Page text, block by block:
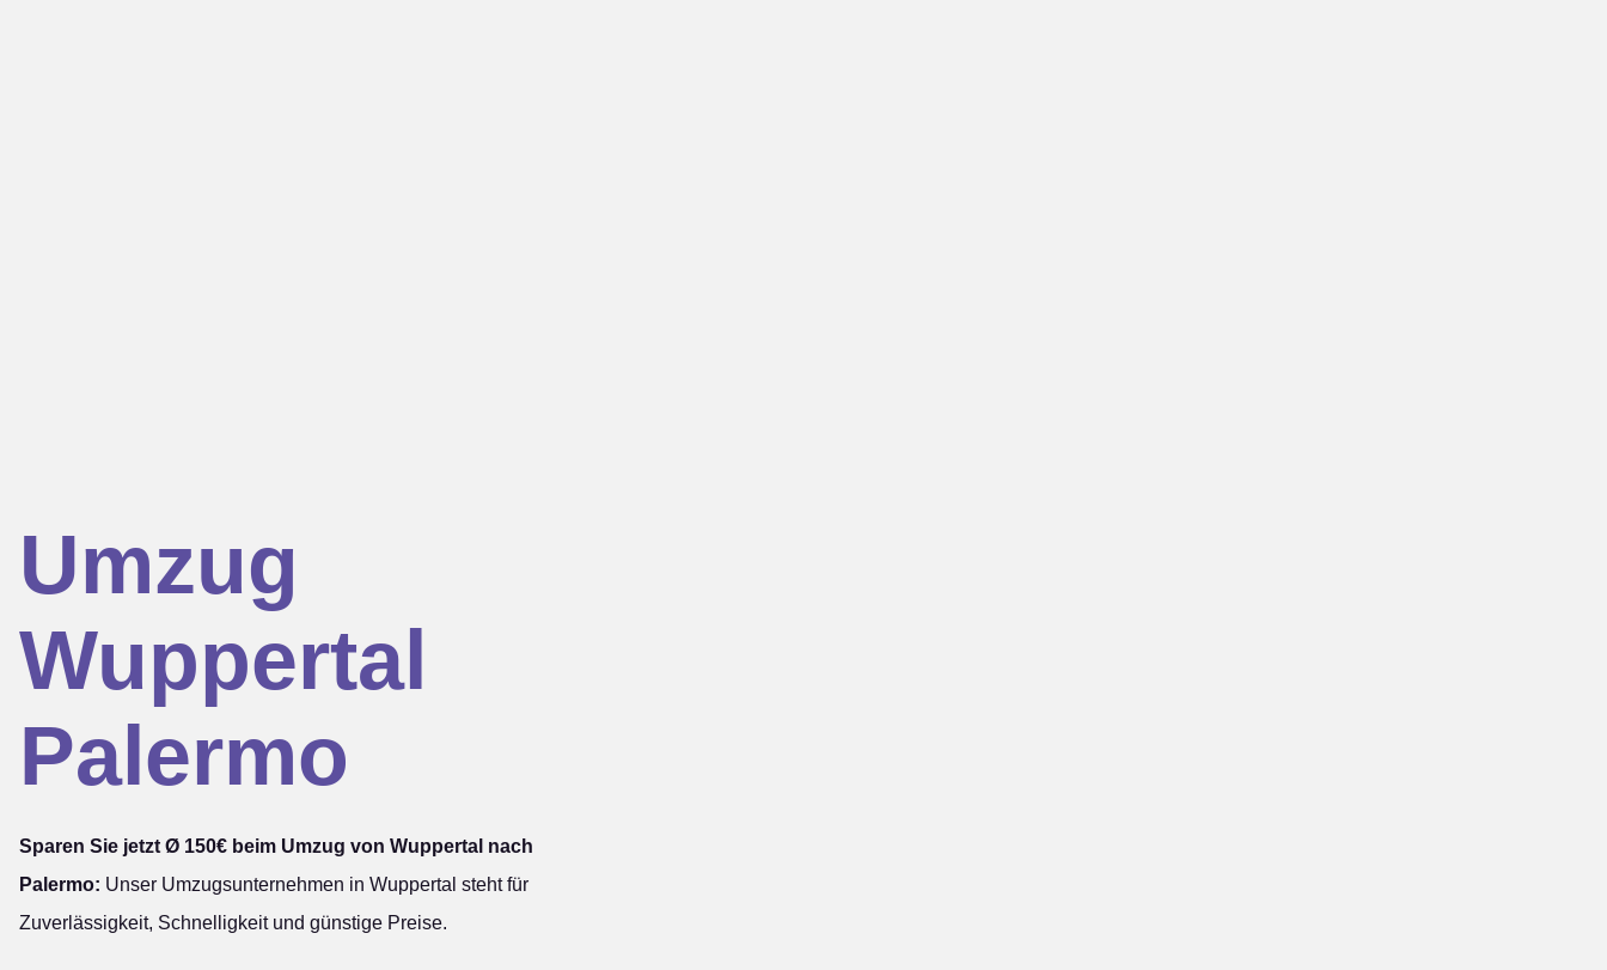
Umzug
Wuppertal
Palermo
Sparen Sie jetzt Ø 150€ beim Umzug von Wuppertal nach
Palermo: Unser Umzugsunternehmen in Wuppertal steht für
Zuverlässigkeit, Schnelligkeit und günstige Preise.